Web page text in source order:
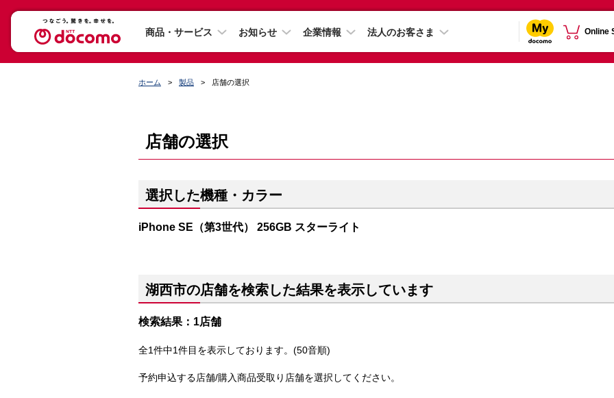
商品・サービス お知らせ 企業情報 法人のお客さま Online
ホーム 製品 店舗の選択
店舗の選択
選択した機種・カラー
iPhone SE（第3世代） 256GB スターライト
湖西市の店舗を検索した結果を表示しています
検索結果：1店舗
全1件中1件目を表示しております。(50音順)
予約申込する店舗/購入商品受取り店舗を選択してください。